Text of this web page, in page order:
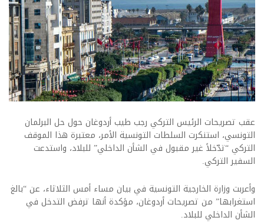
عقب تصريحات الرئيس التركي رجب طيب أردوغان حول حل البرلمان
التونسي، استنكرت السلطات التونسية الأمر، معتبرة هذا الموقف
التركي “تدّخلاً غير مقبول في الشأن الداخلي” للبلاد، واستدعت
السفير التركي.
وأعربت وزارة الخارجية التونسية في بيان مساء أمس الثلاثاء، عن “بالغ
استغرابها” من تصريحات أردوغان، مؤكدة أنها ترفض التدخل في
الشأن الداخلي للبلاد.